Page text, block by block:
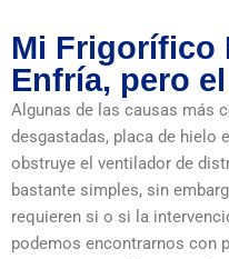
Mi Frigorífico
Enfría, pero
Algunas de las causas más
desgastadas, placa de hielo
obstruye el ventilador de
bastante simples, sin
requieren si o si la
podemos encontrarnos con